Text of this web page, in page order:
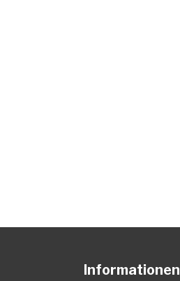
Informationen